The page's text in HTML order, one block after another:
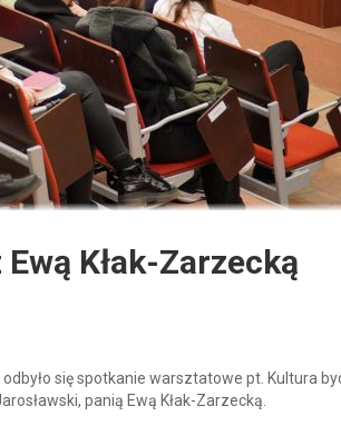
Kłak-Zarzecką
się spotkanie warsztatowe pt. Kultura
panią Ewą Kłak-Zarzecką.